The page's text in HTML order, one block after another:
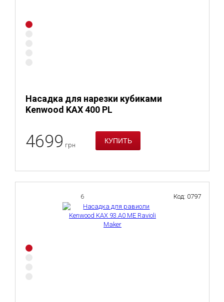
Насадка для нарезки кубиками
Kenwood KAX 400 PL
4699 грн
6 Код: 0797